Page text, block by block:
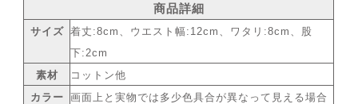
商品詳細
サイズ 着丈:8cm、ウエスト幅:12cm、ワタリ:8cm、股
下:2cm
素材
コットン他
カラー
画面上と実物では多少色具合が異なって見える場合